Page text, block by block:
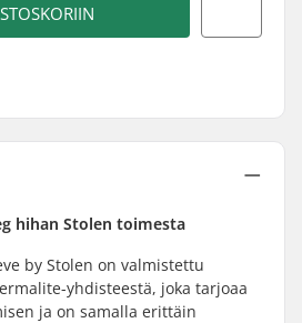
hihan Stolen toimesta
by Stolen on valmistettu
yhdisteestä, joka tarjoaa
ja on samalla erittäin